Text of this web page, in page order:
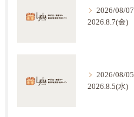
2026/08/07
2026.8.7(金)
2026/08/05
2026.8.5(水)